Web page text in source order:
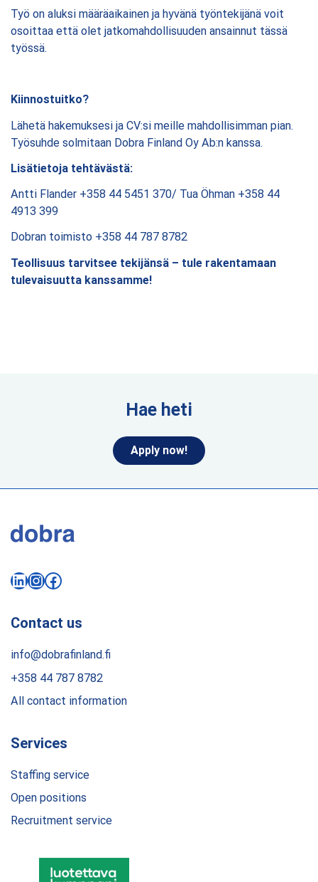
Työ on aluksi määräaikainen ja hyvänä työntekijänä voit
osoittaa että olet jatkomahdollisuuden ansainnut tässä
työssä.
Kiinnostuitko?
Lähetä hakemuksesi ja CV:si meille mahdollisimman pian.
Työsuhde solmitaan Dobra Finland Oy Ab:n kanssa.
Lisätietoja tehtävästä:
Antti Flander +358 44 5451 370/ Tua Öhman +358 44
4913 399
Dobran toimisto +358 44 787 8782
Teollisuus tarvitsee tekijänsä – tule rakentamaan
tulevaisuutta kanssamme!
Hae heti
Apply now!
Contact us
info@dobrafinland.fi
+358 44 787 8782
All contact information
LinkedIn
Instagram
Facebook
Services
Staffing service
Open positions
Recruitment service